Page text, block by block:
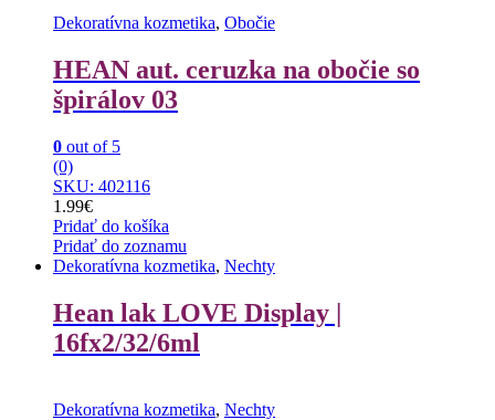
Dekoratívna kozmetika, Obočie
HEAN aut. ceruzka na obočie so
špirálov 03
0 out of 5
(0)
SKU: 402116
1.99€
Pridať do košíka
Pridať do zoznamu
Dekoratívna kozmetika, Nechty
Hean lak LOVE Display |
16fx2/32/6ml
Dekoratívna kozmetika, Nechty